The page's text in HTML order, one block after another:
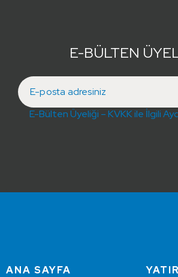
E-BÜLTEN
E-Bülten Üyeliği – KVKK ile İlgili
ANA SAYFA